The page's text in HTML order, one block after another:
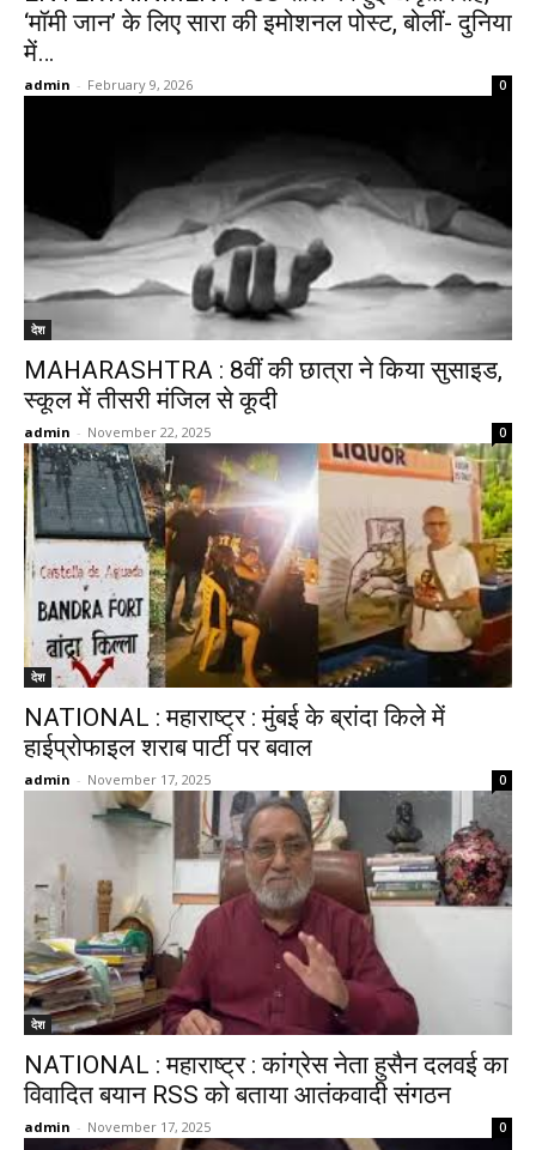
‘मॉमी जान’ के लिए सारा की इमोशनल पोस्ट, बोलीं- दुनिया
में…
admin - February 9, 2026 0
देश
MAHARASHTRA : 8वीं की छात्रा ने किया सुसाइड,
स्कूल में तीसरी मंजिल से कूदी
admin - November 22, 2025 0
देश
NATIONAL : महाराष्ट्र : मुंबई के ब्रांदा किले में
हाईप्रोफाइल शराब पार्टी पर बवाल
admin - November 17, 2025 0
देश
NATIONAL : महाराष्ट्र : कांग्रेस नेता हुसैन दलवई का
विवादित बयान RSS को बताया आतंकवादी संगठन
admin - November 17, 2025 0